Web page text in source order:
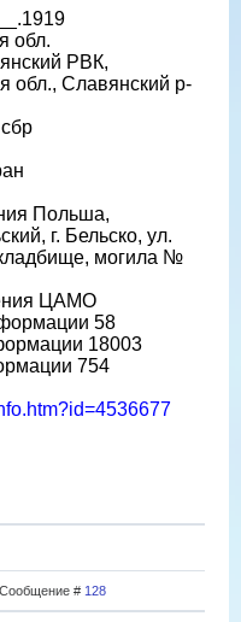
обл.
РВК,
обл., Славянский р-
Польша,
г. Бельско, ул.
могила №
ЦАМО
58
18003
754
# 128